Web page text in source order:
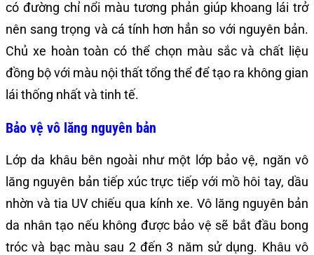
có đường chỉ nổi màu tương phản giúp khoang lái trở
nên sang trọng và cá tính hơn hẳn so với nguyên bản.
Chủ xe hoàn toàn có thể chọn màu sắc và chất liệu
đồng bộ với màu nội thất tổng thể để tạo ra không gian
lái thống nhất và tinh tế.
Bảo vệ vô lăng nguyên bản
Lớp da khâu bên ngoài như một lớp bảo vệ, ngăn vô
lăng nguyên bản tiếp xúc trực tiếp với mồ hôi tay, dầu
nhờn và tia UV chiếu qua kính xe. Vô lăng nguyên bản
da nhân tạo nếu không được bảo vệ sẽ bắt đầu bong
tróc và bạc màu sau 2 đến 3 năm sử dụng. Khâu vô